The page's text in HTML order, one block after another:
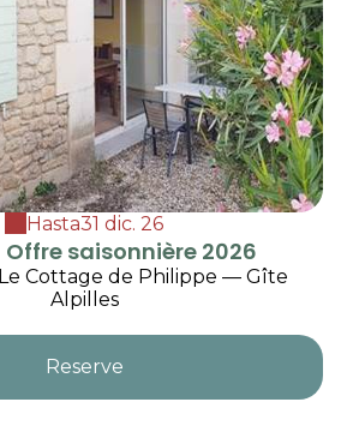
Hasta31 dic. 26
Offre saisonnière 2026
Le Cottage de Philippe — Gîte
Alpilles
Reserve